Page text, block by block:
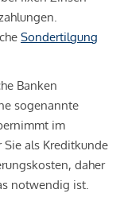
Sondertilgung
Banken
sogenannte
im
als Kreditkunde
daher
notwendig ist.